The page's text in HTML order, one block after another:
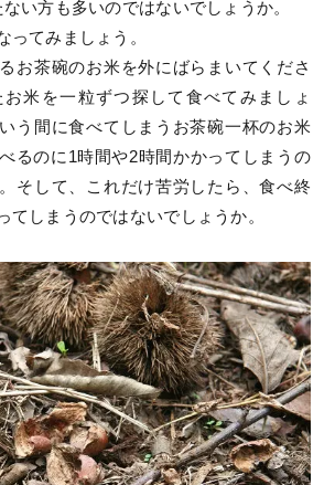
い方も多いのではないでしょうか。
ってみましょう。
お茶碗のお米を外にばらまいてくださ
米を一粒ずつ探して食べてみましょ
う間に食べてしまうお茶碗一杯のお米
るのに1時間や2時間かかってしまうの
そして、これだけ苦労したら、食べ終
てしまうのではないでしょうか。